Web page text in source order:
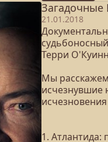
Загадочные
21.01.2018
Терри
Мы
исчезнувшие
1. Атлантида: